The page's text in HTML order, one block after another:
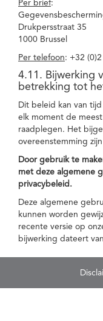
Per brief:
Drukpersstraat 35
1000 Brussel
Per telefoon: +32
4.11. Bijwerking
betrekking tot
Dit beleid kan van
elk moment de
raadplegen. Het
overeenstemming
Door gebruik te
met deze algemene
privacybeleid.
Deze algemene
kunnen worden
recente versie op
bijwerking dateert